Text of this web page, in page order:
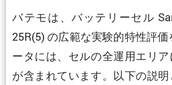
バテモは、バッテリーセル
25R(5) の広範な実験的特性評
ータには、セルの全運用エリ
が含まれています。以下の説